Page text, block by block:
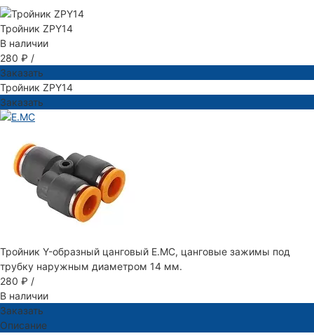
Тройник ZPY14
В наличии
280 ₽ /
Заказать
Тройник ZPY14
Заказать
Тройник Y-образный цанговый E.MC, цанговые зажимы под
трубку наружным диаметром 14 мм.
280 ₽ /
В наличии
Заказать
Описание